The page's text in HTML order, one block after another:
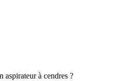
aspirateur à cendres ?